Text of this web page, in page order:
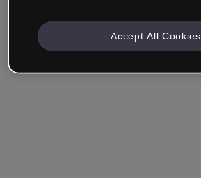
Empresa & Profissionais
outra área.
Accept All Cookies